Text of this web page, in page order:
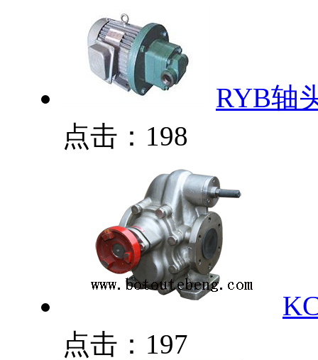
RYB轴
点击：198
点击：197